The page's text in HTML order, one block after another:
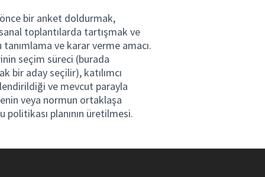
bir anket doldurmak,
toplantılarda tartışmak ve
ve karar verme amacı.
seçim süreci (burada
bir aday seçilir), katılımcı
ve mevcut parayla
veya normun ortaklaşa
politikası planının üretilmesi.